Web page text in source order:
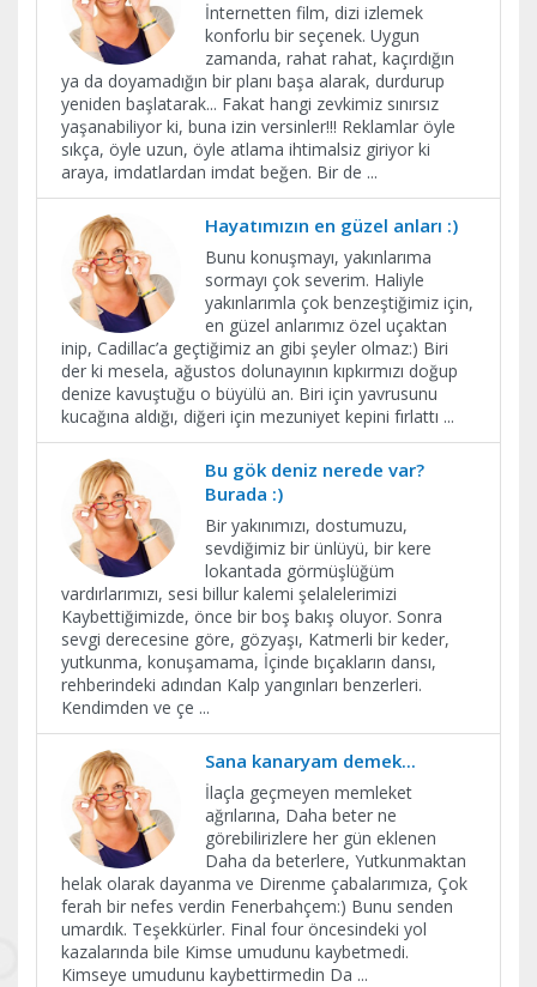
İnternetten film, dizi izlemek
konforlu bir seçenek. Uygun
zamanda, rahat rahat, kaçırdığın
ya da doyamadığın bir planı başa alarak, durdurup
yeniden başlatarak... Fakat hangi zevkimiz sınırsız
yaşanabiliyor ki, buna izin versinler!!! Reklamlar öyle
sıkça, öyle uzun, öyle atlama ihtimalsiz giriyor ki
araya, imdatlardan imdat beğen. Bir de ...
Hayatımızın en güzel anları :)
Bunu konuşmayı, yakınlarıma
sormayı çok severim. Haliyle
yakınlarımla çok benzeştiğimiz için,
en güzel anlarımız özel uçaktan
inip, Cadillac’a geçtiğimiz an gibi şeyler olmaz:) Biri
der ki mesela, ağustos dolunayının kıpkırmızı doğup
denize kavuştuğu o büyülü an. Biri için yavrusunu
kucağına aldığı, diğeri için mezuniyet kepini fırlattı ...
Bu gök deniz nerede var?
Burada :)
Bir yakınımızı, dostumuzu,
sevdiğimiz bir ünlüyü, bir kere
lokantada görmüşlüğüm
vardırlarımızı, sesi billur kalemi şelalelerimizi
Kaybettiğimizde, önce bir boş bakış oluyor. Sonra
sevgi derecesine göre, gözyaşı, Katmerli bir keder,
yutkunma, konuşamama, İçinde bıçakların dansı,
rehberindeki adından Kalp yangınları benzerleri.
Kendimden ve çe ...
Sana kanaryam demek...
İlaçla geçmeyen memleket
ağrılarına, Daha beter ne
görebilirizlere her gün eklenen
Daha da beterlere, Yutkunmaktan
helak olarak dayanma ve Direnme çabalarımıza, Çok
ferah bir nefes verdin Fenerbahçem:) Bunu senden
umardık. Teşekkürler. Final four öncesindeki yol
kazalarında bile Kimse umudunu kaybetmedi.
Kimseye umudunu kaybettirmedin Da ...